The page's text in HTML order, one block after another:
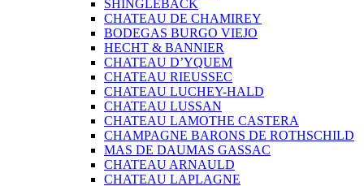
SHINGLEBACK
CHATEAU DE CHAMIREY
BODEGAS BURGO VIEJO
HECHT & BANNIER
CHATEAU D’YQUEM
CHATEAU RIEUSSEC
CHATEAU LUCHEY-HALD
CHATEAU LUSSAN
CHATEAU LAMOTHE CASTERA
CHAMPAGNE BARONS DE ROTHSCHILD
MAS DE DAUMAS GASSAC
CHATEAU ARNAULD
CHATEAU LAPLAGNE